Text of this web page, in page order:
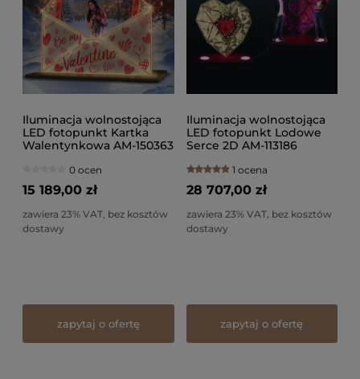
Iluminacja wolnostojąca
LED fotopunkt Kartka
Walentynkowa AM-150363
0 ocen
15 189,00 zł
zawiera 23% VAT, bez kosztów
dostawy
zapytaj o ofertę
Iluminacja wolnostojąca
LED fotopunkt Lodowe
Serce 2D AM-113186
1 ocena
28 707,00 zł
zawiera 23% VAT, bez kosztów
dostawy
zapytaj o ofertę